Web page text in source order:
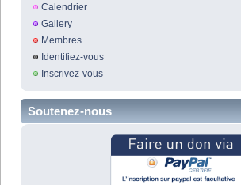
Calendrier
Gallery
Membres
Identifiez-vous
Inscrivez-vous
Soutenez-nous